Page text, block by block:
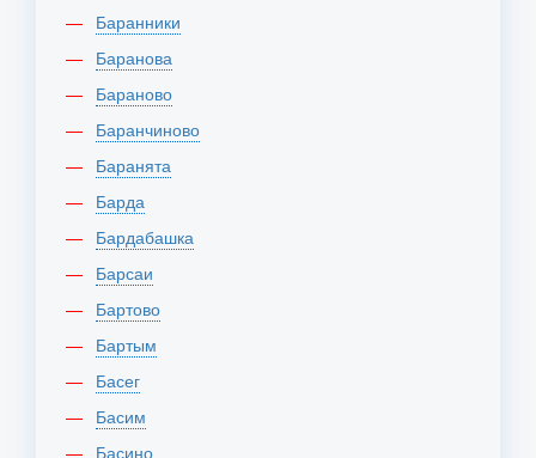
Баранники
Баранова
Бараново
Баранчиново
Баранята
Барда
Бардабашка
Барсаи
Бартово
Бартым
Басег
Басим
Басино